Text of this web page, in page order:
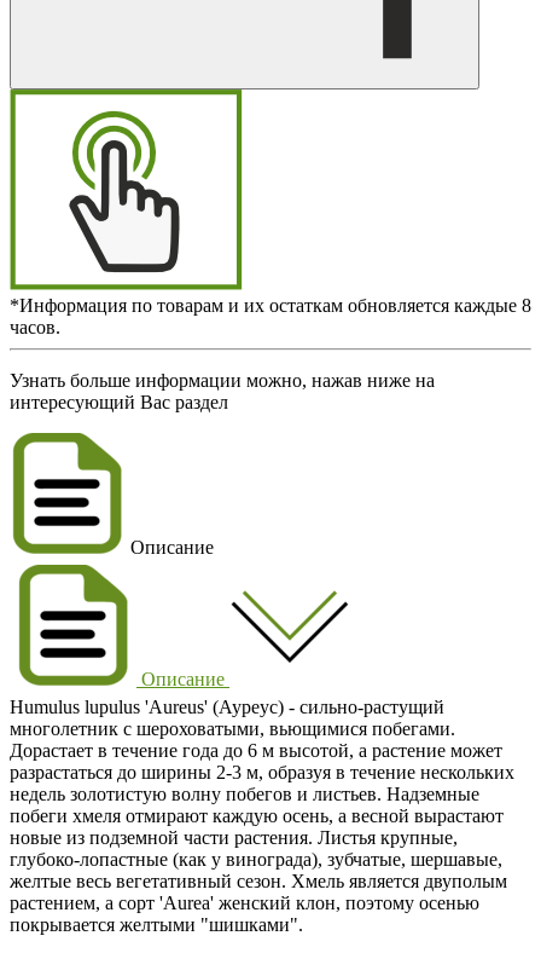
*Информация по товарам и их остаткам обновляется каждые 8
часов.
Узнать больше информации можно, нажав ниже на
интересующий Вас раздел
Описание
Описание
Humulus lupulus 'Aureus' (Ауреус) - сильно-растущий
многолетник с шероховатыми, вьющимися побегами.
Дорастает в течение года до 6 м высотой, а растение может
разрастаться до ширины 2-3 м, образуя в течение нескольких
недель золотистую волну побегов и листьев. Надземные
побеги хмеля отмирают каждую осень, а весной вырастают
новые из подземной части растения. Листья крупные,
глубоко-лопастные (как у винограда), зубчатые, шершавые,
желтые весь вегетативный сезон. Хмель является двуполым
растением, а сорт 'Aurea' женский клон, поэтому осенью
покрывается желтыми "шишками".